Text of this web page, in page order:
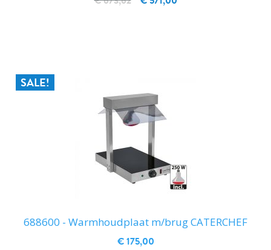
SALE!
688600 - Warmhoudplaat m/brug CATERCHEF
€ 175,00